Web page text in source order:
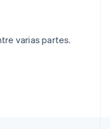
varias partes.